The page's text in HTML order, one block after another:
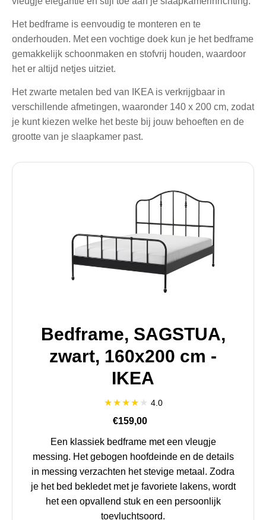
Het bedframe is eenvoudig te monteren en te
onderhouden. Met een vochtige doek kun je het bedframe
gemakkelijk schoonmaken en stofvrij houden, waardoor
het er altijd netjes uitziet.
Het zwarte metalen bed van IKEA is verkrijgbaar in
verschillende afmetingen, waaronder 140 x 200 cm, zodat
je kunt kiezen welke het beste bij jouw behoeften en de
grootte van je slaapkamer past.
Bedframe, SAGSTUA,
zwart, 160x200 cm -
IKEA
4.0
€159,00
Een klassiek bedframe met een vleugje
messing. Het gebogen hoofdeinde en de details
in messing verzachten het stevige metaal. Zodra
je het bed bekledet met je favoriete lakens, wordt
het een opvallend stuk en een persoonlijk
toevluchtsoord.